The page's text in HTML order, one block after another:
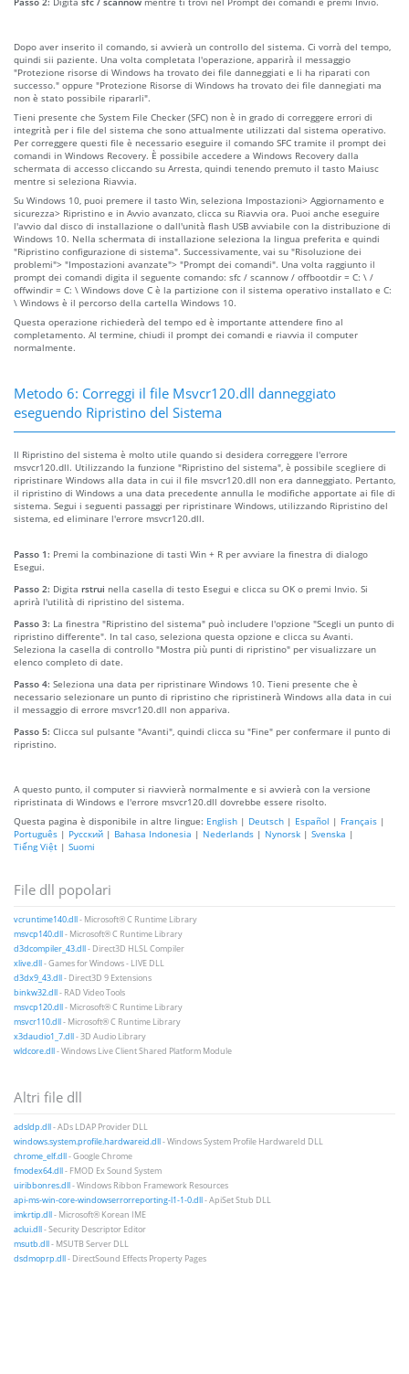
Dopo aver inserito il comando, si avvierà un controllo del sistema. Ci vorrà del tempo,
quindi sii paziente. Una volta completata l'operazione, apparirà il messaggio
"Protezione risorse di Windows ha trovato dei file danneggiati e li ha riparati con
successo." oppure "Protezione Risorse di Windows ha trovato dei file dannegiati ma
non è stato possibile ripararli".
Tieni presente che System File Checker (SFC) non è in grado di correggere errori di
integrità per i file del sistema che sono attualmente utilizzati dal sistema operativo.
Per correggere questi file è necessario eseguire il comando SFC tramite il prompt dei
comandi in Windows Recovery. È possibile accedere a Windows Recovery dalla
schermata di accesso cliccando su Arresta, quindi tenendo premuto il tasto Maiusc
mentre si seleziona Riavvia.
Su Windows 10, puoi premere il tasto Win, seleziona Impostazioni> Aggiornamento e
sicurezza> Ripristino e in Avvio avanzato, clicca su Riavvia ora. Puoi anche eseguire
l'avvio dal disco di installazione o dall'unità flash USB avviabile con la distribuzione di
Windows 10. Nella schermata di installazione seleziona la lingua preferita e quindi
"Ripristino configurazione di sistema". Successivamente, vai su "Risoluzione dei
problemi"> "Impostazioni avanzate"> "Prompt dei comandi". Una volta raggiunto il
prompt dei comandi digita il seguente comando: sfc / scannow / offbootdir = C: \ /
offwindir = C: \ Windows dove C è la partizione con il sistema operativo installato e C:
\ Windows è il percorso della cartella Windows 10.
Questa operazione richiederà del tempo ed è importante attendere fino al
completamento. Al termine, chiudi il prompt dei comandi e riavvia il computer
normalmente.
Metodo 6: Correggi il file Msvcr120.dll danneggiato
eseguendo Ripristino del Sistema
Il Ripristino del sistema è molto utile quando si desidera correggere l'errore
msvcr120.dll. Utilizzando la funzione "Ripristino del sistema", è possibile scegliere di
ripristinare Windows alla data in cui il file msvcr120.dll non era danneggiato. Pertanto,
il ripristino di Windows a una data precedente annulla le modifiche apportate ai file di
sistema. Segui i seguenti passaggi per ripristinare Windows, utilizzando Ripristino del
sistema, ed eliminare l'errore msvcr120.dll.
Passo 1: Premi la combinazione di tasti Win + R per avviare la finestra di dialogo
Esegui.
Passo 2: Digita rstrui nella casella di testo Esegui e clicca su OK o premi Invio. Si
aprirà l'utilità di ripristino del sistema.
Passo 3: La finestra "Ripristino del sistema" può includere l'opzione "Scegli un punto di
ripristino differente". In tal caso, seleziona questa opzione e clicca su Avanti.
Seleziona la casella di controllo "Mostra più punti di ripristino" per visualizzare un
elenco completo di date.
Passo 4: Seleziona una data per ripristinare Windows 10. Tieni presente che è
necessario selezionare un punto di ripristino che ripristinerà Windows alla data in cui
il messaggio di errore msvcr120.dll non appariva.
Passo 5: Clicca sul pulsante "Avanti", quindi clicca su "Fine" per confermare il punto di
ripristino.
A questo punto, il computer si riavvierà normalmente e si avvierà con la versione
ripristinata di Windows e l'errore msvcr120.dll dovrebbe essere risolto.
Questa pagina è disponibile in altre lingue: English | Deutsch | Español | Français |
Português | Русский | Bahasa Indonesia | Nederlands | Nynorsk | Svenska |
Tiếng Việt | Suomi
File dll popolari
vcruntime140.dll- Microsoft® C Runtime Library
msvcp140.dll- Microsoft® C Runtime Library
d3dcompiler_43.dll- Direct3D HLSL Compiler
xlive.dll- Games for Windows - LIVE DLL
d3dx9_43.dll- Direct3D 9 Extensions
binkw32.dll- RAD Video Tools
msvcp120.dll- Microsoft® C Runtime Library
msvcr110.dll- Microsoft® C Runtime Library
x3daudio1_7.dll- 3D Audio Library
wldcore.dll- Windows Live Client Shared Platform Module
Altri file dll
adsldp.dll- ADs LDAP Provider DLL
windows.system.profile.hardwareid.dll- Windows System Profile HardwareId DLL
chrome_elf.dll- Google Chrome
fmodex64.dll- FMOD Ex Sound System
uiribbonres.dll- Windows Ribbon Framework Resources
api-ms-win-core-windowserrorreporting-l1-1-0.dll- ApiSet Stub DLL
imkrtip.dll- Microsoft® Korean IME
aclui.dll- Security Descriptor Editor
msutb.dll- MSUTB Server DLL
dsdmoprp.dll- DirectSound Effects Property Pages